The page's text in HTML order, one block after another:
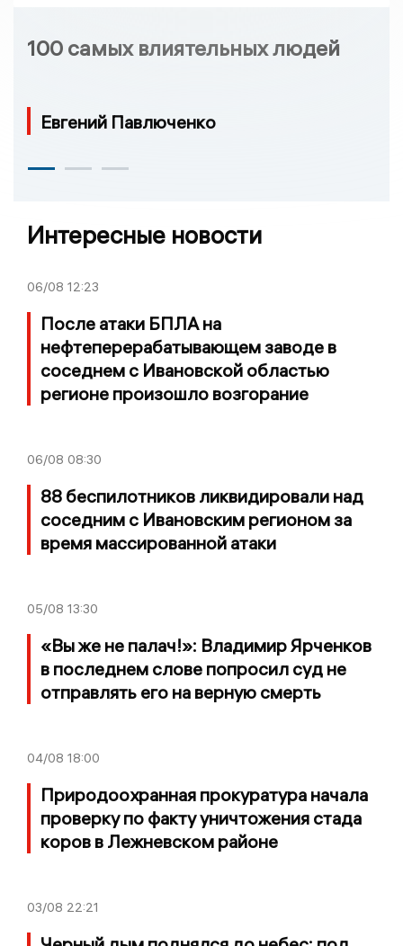
100 самых влиятельных людей
Евгений Павлюченко
Интересные новости
06/08 12:23
После атаки БПЛА на
нефтеперерабатывающем заводе в
соседнем с Ивановской областью
регионе произошло возгорание
06/08 08:30
88 беспилотников ликвидировали над
соседним с Ивановским регионом за
время массированной атаки
05/08 13:30
«Вы же не палач!»: Владимир Ярченков
в последнем слове попросил суд не
отправлять его на верную смерть
04/08 18:00
Природоохранная прокуратура начала
проверку по факту уничтожения стада
коров в Лежневском районе
03/08 22:21